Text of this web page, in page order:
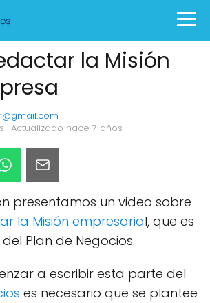
la Misión
· Actualizado hace 7 años
presentamos un video sobre
la Misión empresarial, que es
Plan de Negocios.
a escribir esta parte del
es necesario que se plantee